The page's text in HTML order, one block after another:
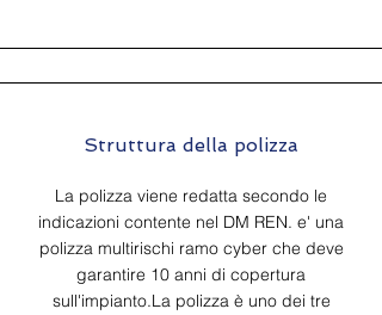
Struttura della polizza
La polizza viene redatta secondo le
indicazioni contente nel DM REN. e' una
polizza multirischi ramo cyber che deve
garantire 10 anni di copertura
sull'impianto.La polizza è uno dei tre